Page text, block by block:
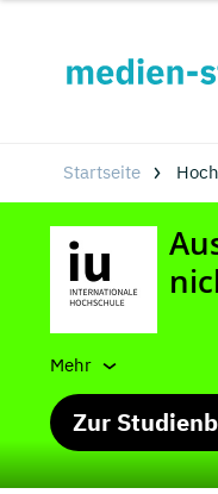
Startseite
Mehr
Zur